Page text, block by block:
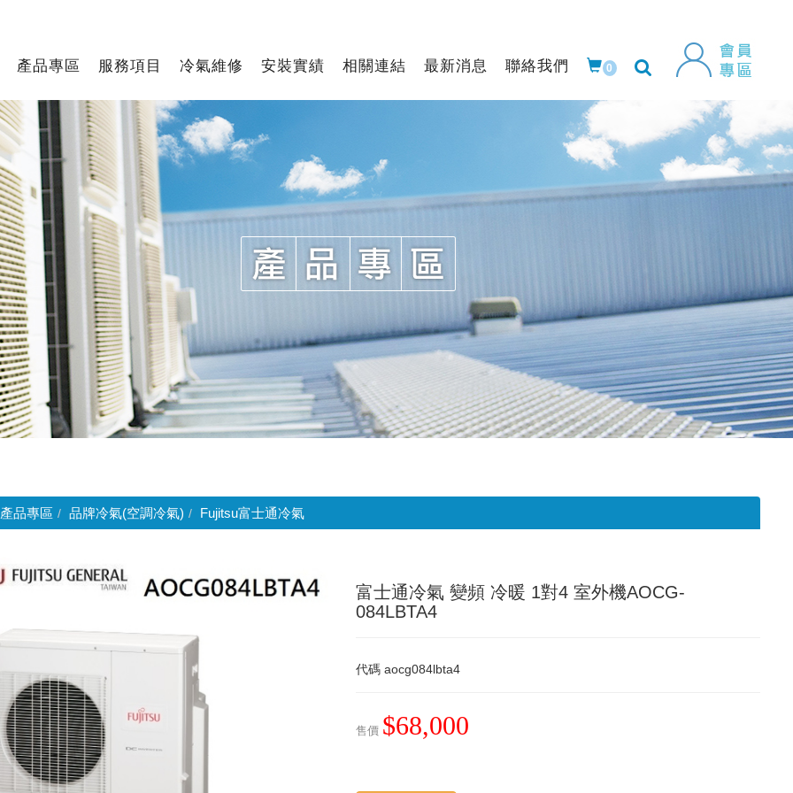
產品專區 服務項目 冷氣維修 安裝實績 相關連結 最新消息 聯絡我們 0
產品專區 品牌冷氣(空調冷氣) Fujitsu富士通冷氣
富士通冷氣 變頻 冷暖 1對4 室外機AOCG-
084LBTA4
代碼 aocg084lbta4
售價 $68,000